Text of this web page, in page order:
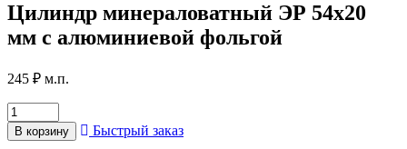
Цилиндр минераловатный ЭР 54х20
мм с алюминиевой фольгой
245 ₽ м.п.
В корзину Быстрый заказ